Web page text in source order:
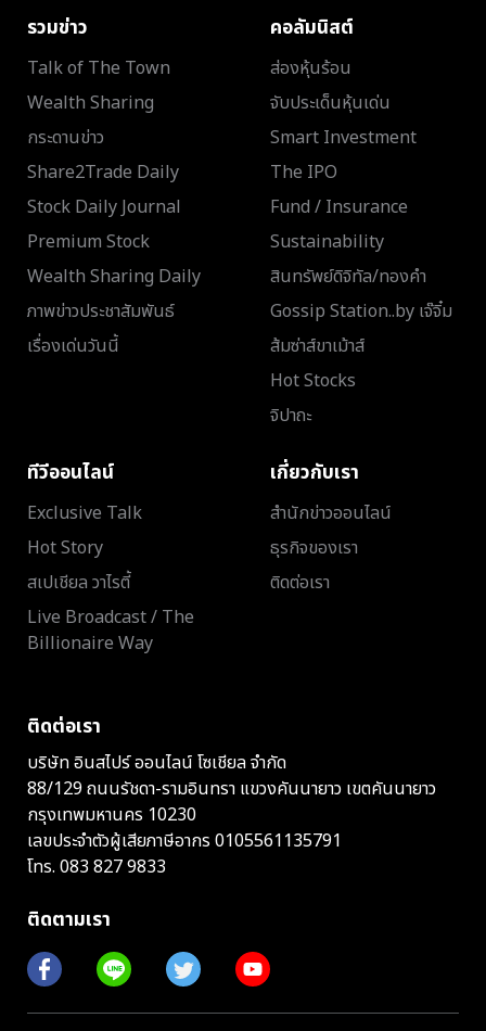
รวมข่าว
Talk of The Town
Wealth Sharing
กระดานข่าว
Share2Trade Daily
Stock Daily Journal
Premium Stock
Wealth Sharing Daily
ภาพข่าวประชาสัมพันธ์
เรื่องเด่นวันนี้
คอลัมนิสต์
ส่องหุ้นร้อน
จับประเด็นหุ้นเด่น
Smart Investment
The IPO
Fund / Insurance
Sustainability
สินทรัพย์ดิจิทัล/ทองคำ
Gossip Station..by เจ๊จิ๋ม
ส้มซ่าส์ขาเม้าส์
Hot Stocks
จิปาถะ
ทีวีออนไลน์
Exclusive Talk
Hot Story
สเปเชียล วาไรตี้
Live Broadcast / The
Billionaire Way
เกี่ยวกับเรา
สำนักข่าวออนไลน์
ธุรกิจของเรา
ติดต่อเรา
ติดต่อเรา
บริษัท อินสไปร์ ออนไลน์ โซเชียล จำกัด
88/129 ถนนรัชดา-รามอินทรา แขวงคันนายาว เขตคันนายาว
กรุงเทพมหานคร 10230
เลขประจำตัวผู้เสียภาษีอากร 0105561135791
โทร. 083 827 9833
ติดตามเรา